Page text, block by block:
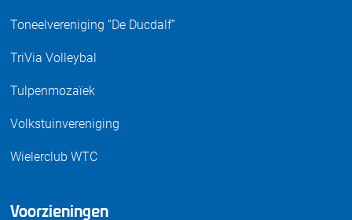
Toneelvereniging “De Ducdalf”
TriVia Volleybal
Tulpenmozaïek
Volkstuinvereniging
Wielerclub WTC
Voorzieningen